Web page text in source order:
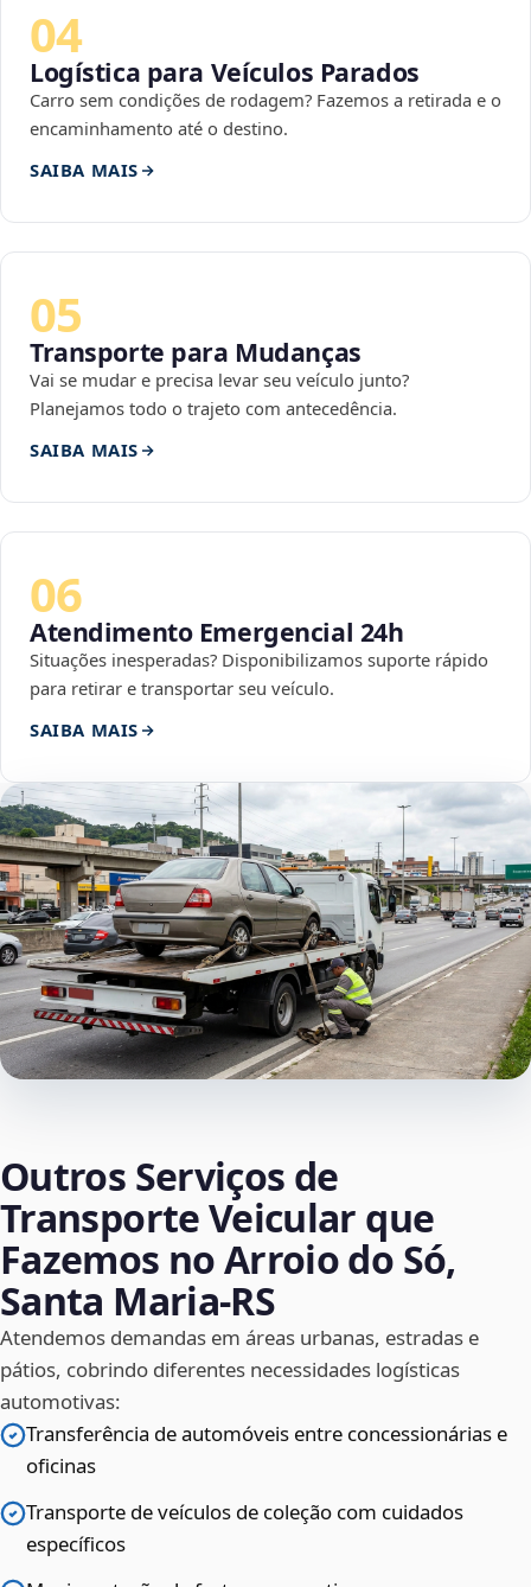
04
Logística para Veículos Parados
Carro sem condições de rodagem? Fazemos a retirada e o
encaminhamento até o destino.
SAIBA MAIS
05
Transporte para Mudanças
Vai se mudar e precisa levar seu veículo junto?
Planejamos todo o trajeto com antecedência.
SAIBA MAIS
06
Atendimento Emergencial 24h
Situações inesperadas? Disponibilizamos suporte rápido
para retirar e transportar seu veículo.
SAIBA MAIS
Outros Serviços de
Transporte Veicular que
Fazemos no Arroio do Só,
Santa Maria‑RS
Atendemos demandas em áreas urbanas, estradas e
pátios, cobrindo diferentes necessidades logísticas
automotivas:
Transferência de automóveis entre concessionárias e
oficinas
Transporte de veículos de coleção com cuidados
específicos